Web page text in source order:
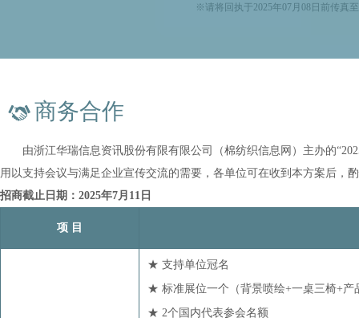
广东纱纤亿信息科技股份有限公司
河南平棉纺织集团股份有限公司
湖北银丰棉花股份有限公司
江苏元泰纺织有限公司
南通大富豪纺织科技有限公司
衢州市信安供应链有限公司
赛得利集团
上海东证期货有限公司
※请将回执于2025年07月08日前传真
商务合作
由浙江华瑞信息资讯股份有限有限公司（棉纺织信息网）主办的
用以支持会议与满足企业宣传交流的需要，各单位可在收到本方案后，
招商截止日期：2025年7月11日
项 目
★ 支持单位冠名
★ 标准展位一个（背景喷绘+一桌三椅+产
★ 2个国内代表参会名额